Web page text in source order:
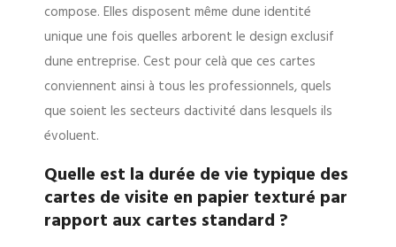
compose. Elles disposent même dune identité
unique une fois quelles arborent le design exclusif
dune entreprise. Cest pour celà que ces cartes
conviennent ainsi à tous les professionnels, quels
que soient les secteurs dactivité dans lesquels ils
évoluent.
Quelle est la durée de vie typique des
cartes de visite en papier texturé par
rapport aux cartes standard ?